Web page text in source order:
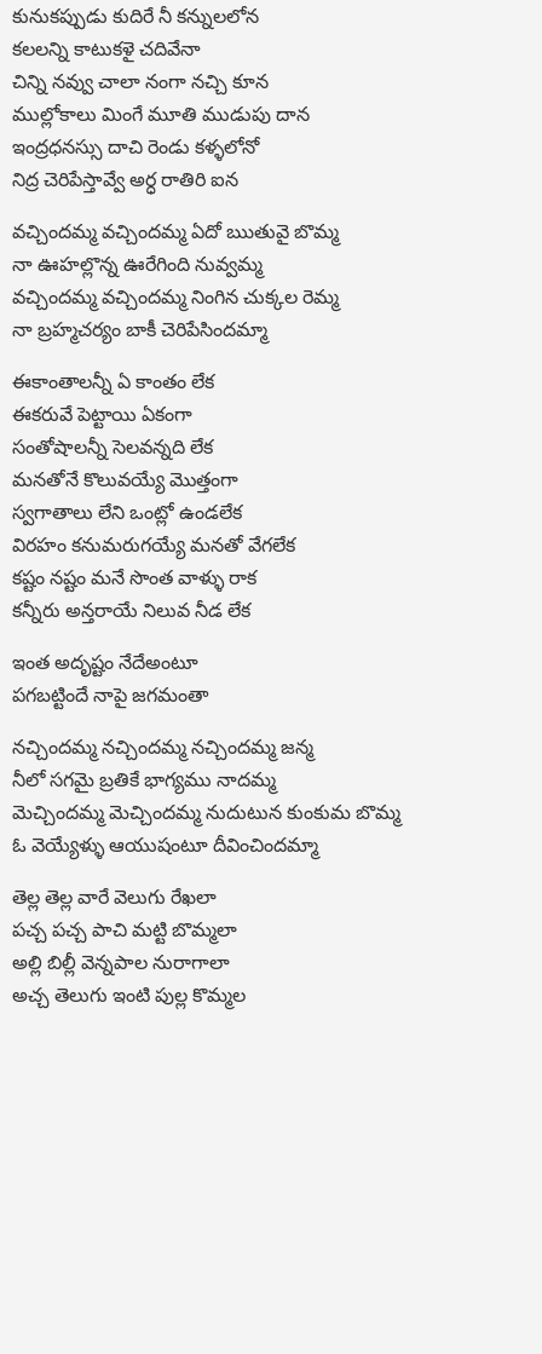
కునుకప్పుడు కుదిరే నీ కన్నులలోన
కలలన్ని కాటుకళై చదివేనా
చిన్ని నవ్వు చాలా నంగా నచ్చి కూన
ముల్లోకాలు మింగే మూతి ముడుపు దాన
ఇంద్రధనస్సు దాచి రెండు కళ్ళలోనో
నిద్ర చెరిపేస్తావ్వే అర్ధ రాతిరి ఐన
వచ్చిందమ్మ వచ్చిందమ్మ ఏదో ఋతువై బొమ్మ
నా ఊహల్లొన్న ఊరేగింది నువ్వమ్మ
వచ్చిందమ్మ వచ్చిందమ్మ నింగిన చుక్కల రెమ్మ
నా బ్రహ్మచర్యం బాకీ చెరిపేసిందమ్మా
ఈకాంతాలన్నీ ఏ కాంతం లేక
ఈకరువే పెట్టాయి ఏకంగా
సంతోషాలన్నీ సెలవన్నది లేక
మనతోనే కొలువయ్యే మొత్తంగా
స్వగాతాలు లేని ఒంట్లో ఉండలేక
విరహం కనుమరుగయ్యే మనతో వేగలేక
కష్టం నష్టం మనే సొంత వాళ్ళు రాక
కన్నీరు అన్తరాయే నిలువ నీడ లేక
ఇంత అదృష్టం నేదేఅంటూ
పగబట్టిందే నాపై జగమంతా
నచ్చిందమ్మ నచ్చిందమ్మ నచ్చిందమ్మ జన్మ
నీలో సగమై బ్రతికే భాగ్యము నాదమ్మ
మెచ్చిందమ్మ మెచ్చిందమ్మ నుదుటున కుంకుమ బొమ్మ
ఓ వెయ్యేళ్ళు ఆయుషంటూ దీవించిందమ్మా
తెల్ల తెల్ల వారే వెలుగు రేఖలా
పచ్చ పచ్చ పాచి మట్టి బొమ్మలా
అల్లి బిల్లీ వెన్నపాల నురాగాలా
అచ్చ తెలుగు ఇంటి పుల్ల కొమ్మల